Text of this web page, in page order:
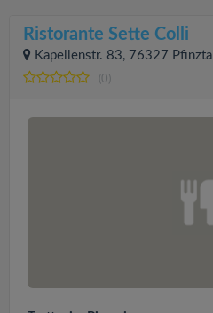
Ristorante Sette Colli
Kapellenstr. 83, 76327 Pfinztal
(0)